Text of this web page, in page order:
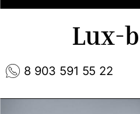
8 903 591 55 22
Lux-